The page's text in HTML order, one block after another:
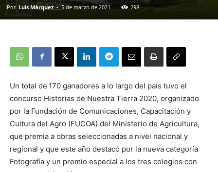
Por Luis Márquez - 5 de marzo de 2021 298
Un total de 170 ganadores a lo largo del país tuvo el
concurso Historias de Nuestra Tierra 2020, organizado
por la Fundación de Comunicaciones, Capacitación y
Cultura del Agro (FUCOA) del Ministerio de Agricultura,
que premia a obras seleccionadas a nivel nacional y
regional y que este año destacó por la nueva categoría
Fotografía y un premio especial a los tres colegios con